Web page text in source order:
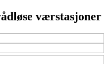
værstasjoner